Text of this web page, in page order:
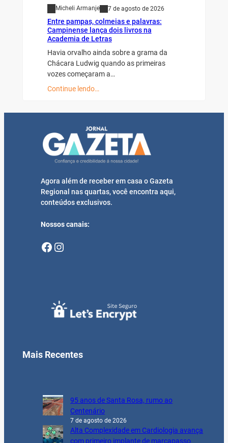
Micheli Armanje 7 de agosto de 2026
Entre pampas, colmeias e palavras:
Campinense lança dois livros na
Academia de Letras
Havia orvalho ainda sobre a grama da
Chácara Ludwig quando as primeiras
vozes começaram a…
Continue lendo…
Agora além de receber em casa o Gazeta
Regional nas quartas, você encontra aqui,
conteúdos exclusivos.
Nossos canais:
Facebook Instagram
Mais Recentes
95 anos de Santa Rosa, rumo ao
Centenário
7 de agosto de 2026
Alta Complexidade em Cardiologia avança
com primeiro implante de marcapasso